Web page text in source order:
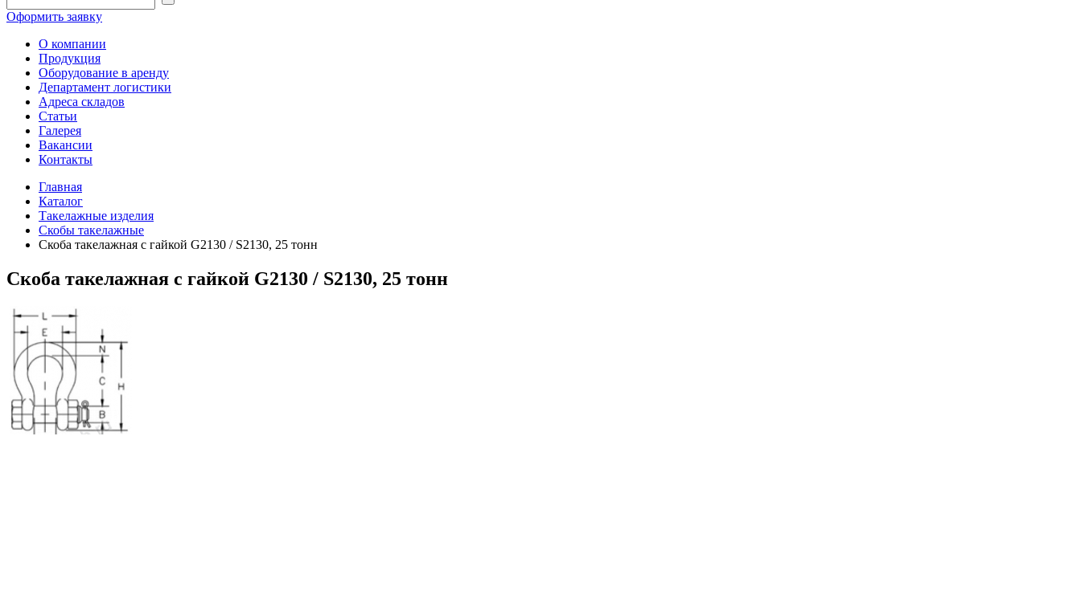
Оформить заявку
О компании
Продукция
Оборудование в аренду
Департамент логистики
Адреса складов
Статьи
Галерея
Вакансии
Контакты
Главная
Каталог
Такелажные изделия
Скобы такелажные
Скоба такелажная с гайкой G2130 / S2130, 25 тонн
Скоба такелажная с гайкой G2130 / S2130, 25 тонн